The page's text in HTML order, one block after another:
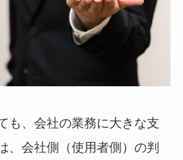
も、会社の業務に大きな支
、会社側（使用者側）の判